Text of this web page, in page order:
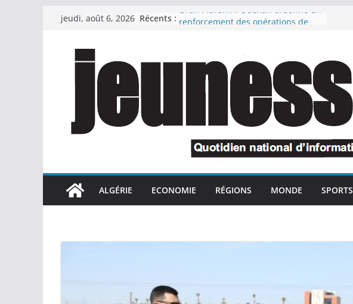
Passer
contenu
jeudi, août 6, 2026 Récents : Oran : Ibrahim Ouchan ordonne un
de plusieurs responsables
Le Premier ministre souligne
l’attachement du président de la
République à la relance des unités
industrielles confisquées dans le
cadre de la récupération des avoirs
détournés
Le président de la République
préside une cérémonie en
l’honneur des retraités de l’ANP,
des familles de martyrs du devoir
national et des invalides dans le
cadre de la lutte antiterroriste
Le chef du gouvernement marocain
Oran accueille une nouvelle édition
ALGÉRIE ECONOMIE RÉGIONS MONDE SPORTS